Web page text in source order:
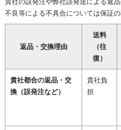
貴社の誤発注や弊社誤発送による返
不良等による不具合については保証の
返品・交換理由
送料
（往
復）
貴社都合の返品・交
換（誤発注など）
貴社負
担